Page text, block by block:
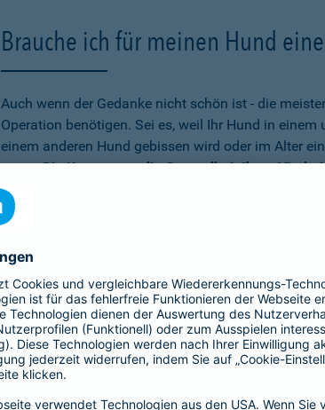
Brauche ich für meinen Hund
Auch wenn der Gedanke nicht schön ist - die
Operation benötigen. Sei es, weil Ihr Hund in
einem anderen Hund gebissen wird oder im Alter
muss.Die Kosten, um die Gesundheit Ihres
schnell auf mehrere tausend Euro belaufen
.
absichern möchten, ist die Operationsversicherung
schon älter ist,
bei der Barmenia können Sie
versichern. Über den 10. Geburtstag hinaus
Übrigens:Wenn Ihr Hund selbst einen Schaden
beißt, sind Sie mit derHundehaftpflichtder
Dritter geschützt.